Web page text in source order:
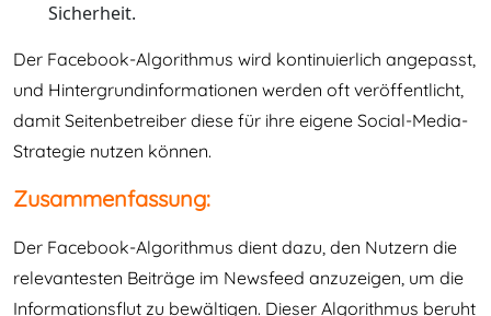
Sicherheit.
Der Facebook-Algorithmus wird kontinuierlich angepasst,
und Hintergrundinformationen werden oft veröffentlicht,
damit Seitenbetreiber diese für ihre eigene Social-Media-
Strategie nutzen können.
Zusammenfassung:
Der Facebook-Algorithmus dient dazu, den Nutzern die
relevantesten Beiträge im Newsfeed anzuzeigen, um die
Informationsflut zu bewältigen. Dieser Algorithmus beruht